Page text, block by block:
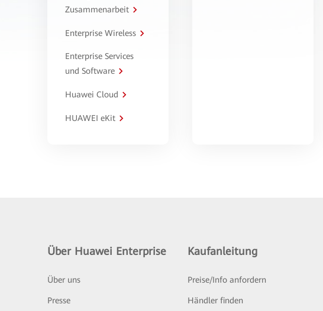
Zusammenarbeit
Enterprise Wireless
Enterprise Services
und Software
Huawei Cloud
HUAWEI eKit
Über Huawei Enterprise
Über uns
Presse
Kaufanleitung
Preise/Info anfordern
Händler finden